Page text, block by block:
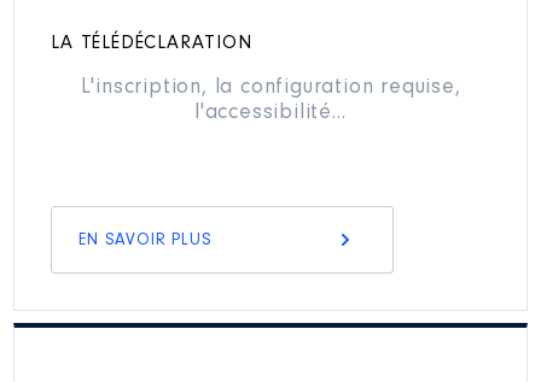
LA TÉLÉDÉCLARATION
L'inscription, la configuration requise,
l'accessibilité…
EN SAVOIR PLUS